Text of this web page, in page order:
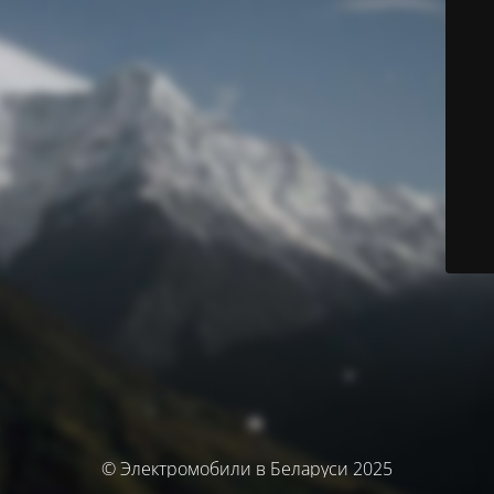
© Электромобили в Беларуси 2025